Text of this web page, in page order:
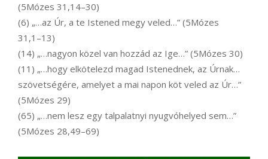
(5Mózes 31,14–30)
(6) „…az Úr, a te Istened megy veled…” (5Mózes
31,1–13)
(14) „…nagyon közel van hozzád az Ige…” (5Mózes 30)
(11) „…hogy elkötelezd magad Istenednek, az Úrnak…
szövetségére, amelyet a mai napon köt veled az Úr…”
(5Mózes 29)
(65) „…nem lesz egy talpalatnyi nyugvóhelyed sem…”
(5Mózes 28,49–69)